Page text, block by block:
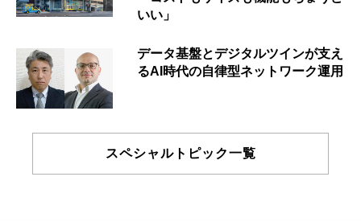
いい」
データ基盤とデジタルツインが支え
るAI時代の自律型ネットワーク運用
スペシャルトピック一覧